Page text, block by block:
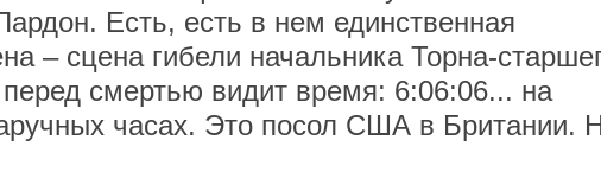
Есть, есть в нем единственная
– сцена гибели начальника Торна-
смертью видит время: 6:06:06... на
часах. Это посол США в Британии.